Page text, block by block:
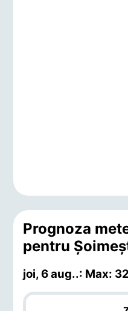
Prognoza
pentru
joi, 6 aug..: Max: